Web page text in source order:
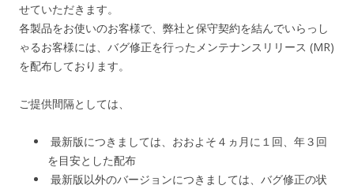
せていただきます。
各製品をお使いのお客様で、弊社と保守契約を結んでいらっし
ゃるお客様には、バグ修正を行ったメンテナンスリリース (MR)
を配布しております。
ご提供間隔としては、
最新版につきましては、おおよそ４ヵ月に１回、年３回
を目安とした配布
最新版以外のバージョンにつきましては、バグ修正の状